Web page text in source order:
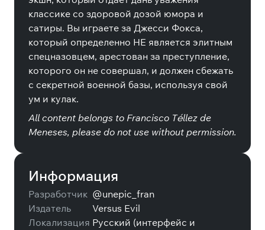
классике со здоровой дозой юмора и
сатиры. Вы играете за Джесси Фокса,
который определенно НЕ является элитным
спецназовцем, арестован за преступление,
которого он не совершал, и должен сбежать
с секретной военной базы, используя свой
ум и кулак.
All content belongs to Francisco Téllez de
Meneses, please do not use without permission.
Информация
Разработчик @unepic_fran
Издатель
Versus Evil
Локализация Русский (интерфейс и